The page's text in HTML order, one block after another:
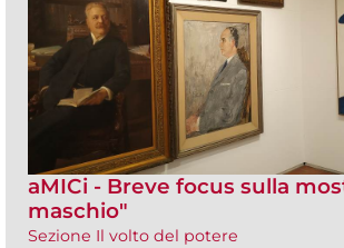
aMICi - Breve focus sulla
maschio"
Sezione Il volto del potere